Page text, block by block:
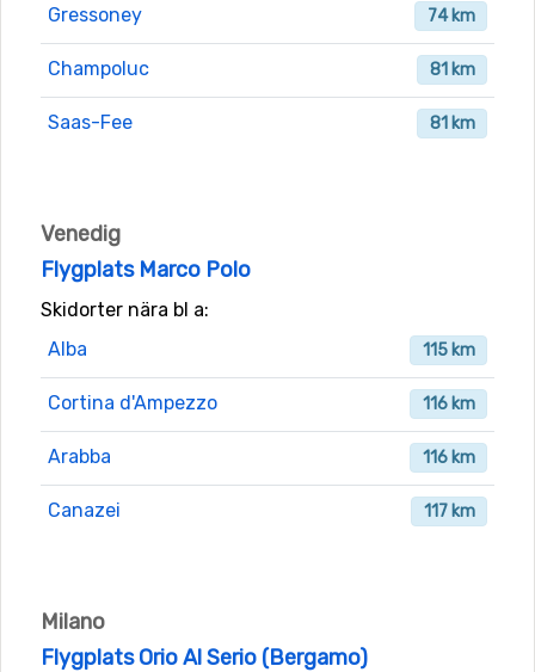
Gressoney 74 km
Champoluc 81 km
Saas-Fee 81 km
Venedig
Flygplats Marco Polo
Skidorter nära bl a:
Alba
115 km
Cortina d'Ampezzo 116 km
Arabba 116 km
Canazei 117 km
Milano
Flygplats Orio Al Serio (Bergamo)